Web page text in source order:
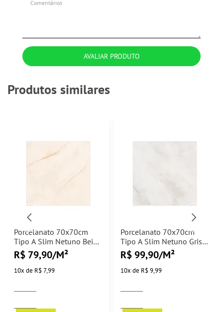
AVALIAR PRODUTO
Produtos similares
Porcelanato 70x70cm
Tipo A Slim Netuno Beige
Matte Cerbras - 2,00m²
R$ 79,90/M²
10x de R$ 7,99
Porcelanato 70x70cm
Tipo A Slim Netuno Gris
Polido Cerbras - 2,00m²
R$ 99,90/M²
10x de R$ 9,99